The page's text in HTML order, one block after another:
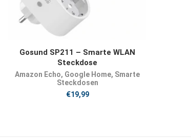
JETZT KAUFEN
Gosund SP211 – Smarte WLAN
Steckdose
Amazon Echo, Google Home, Smarte
Steckdosen
€19,99